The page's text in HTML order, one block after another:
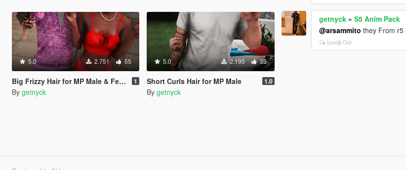
5.0 2.751 55
Big Frizzy Hair for MP Male & Female 1
By getnyck
5.0 2.195 33
Short Curls Hair for MP Male 1.0
By getnyck
getnyck »S5 Anim Pack
@arsammito they From r5
İçeriği Gör